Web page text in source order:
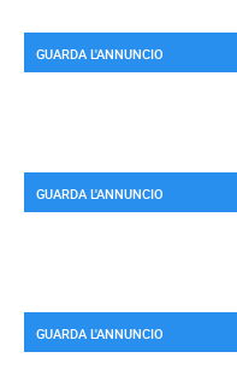
GUARDA L'ANNUNCIO
GUARDA L'ANNUNCIO
GUARDA L'ANNUNCIO